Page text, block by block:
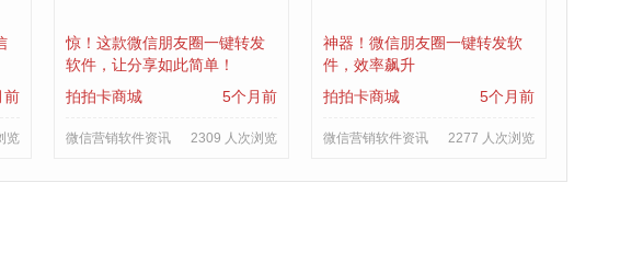
前
览
惊！这款微信朋友圈一键转发
软件，让分享如此简单！
拍拍卡商城
5个月前
微信营销软件资讯 2309 人次浏览
神器！微信朋友圈一键转发软
件，效率飙升
拍拍卡商城
5个月前
微信营销软件资讯 2277 人次浏览